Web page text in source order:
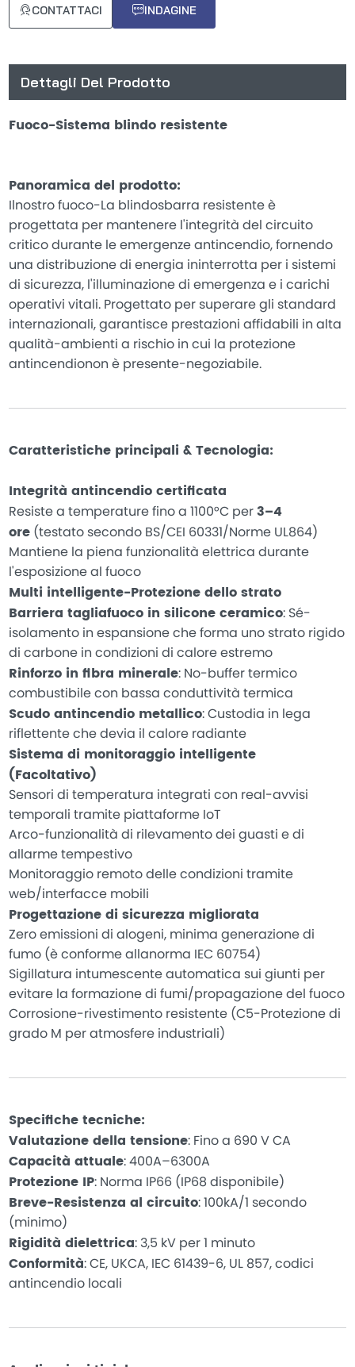
CONTATTACI INDAGINE
Dettagli Del Prodotto
Fuoco-Sistema blindo resistente
Panoramica del prodotto:
Ilnostro fuoco-La blindosbarra resistente è
progettata per mantenere l'integrità del circuito
critico durante le emergenze antincendio, fornendo
una distribuzione di energia ininterrotta per i sistemi
di sicurezza, l'illuminazione di emergenza e i carichi
operativi vitali. Progettato per superare gli standard
internazionali, garantisce prestazioni affidabili in alta
qualità-ambienti a rischio in cui la protezione
antincendionon è presente-negoziabile.
Caratteristiche principali & Tecnologia:
Integrità antincendio certificata
Resiste a temperature fino a 1100°C per3–4
ore(testato secondo BS/CEI 60331/Norme UL864)
Mantiene la piena funzionalità elettrica durante
l'esposizione al fuoco
Multi intelligente-Protezione dello strato
Barriera tagliafuoco in silicone ceramico: Sé-
isolamento in espansione che forma uno strato rigido
di carbone in condizioni di calore estremo
Rinforzo in fibra minerale: No-buffer termico
combustibile con bassa conduttività termica
Scudo antincendio metallico: Custodia in lega
riflettente che devia il calore radiante
Sistema di monitoraggio intelligente
(Facoltativo)
Sensori di temperatura integrati con real-avvisi
temporali tramite piattaforme IoT
Arco-funzionalità di rilevamento dei guasti e di
allarme tempestivo
Monitoraggio remoto delle condizioni tramite
web/interfacce mobili
Progettazione di sicurezza migliorata
Zero emissioni di alogeni, minima generazione di
fumo (è conforme allanorma IEC 60754)
Sigillatura intumescente automatica sui giunti per
evitare la formazione di fumi/propagazione del fuoco
Corrosione-rivestimento resistente (C5-Protezione di
grado M per atmosfere industriali)
Specifiche tecniche:
Valutazione della tensione: Fino a 690 V CA
Capacità attuale: 400A–6300A
Protezione IP: Norma IP66 (IP68 disponibile)
Breve-Resistenza al circuito: 100kA/1 secondo
(minimo)
Rigidità dielettrica: 3,5 kV per 1 minuto
Conformità: CE, UKCA, IEC 61439-6, UL 857, codici
antincendio locali